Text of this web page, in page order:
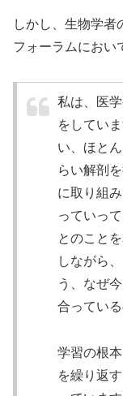
しかし、生物学者
フォーラムにおい
私は、医
をしてい
い、ほと
らい解剖
に取り組
っていっ
とのこと
しながら
う、なぜ
合ってい
学習の根
を繰り返